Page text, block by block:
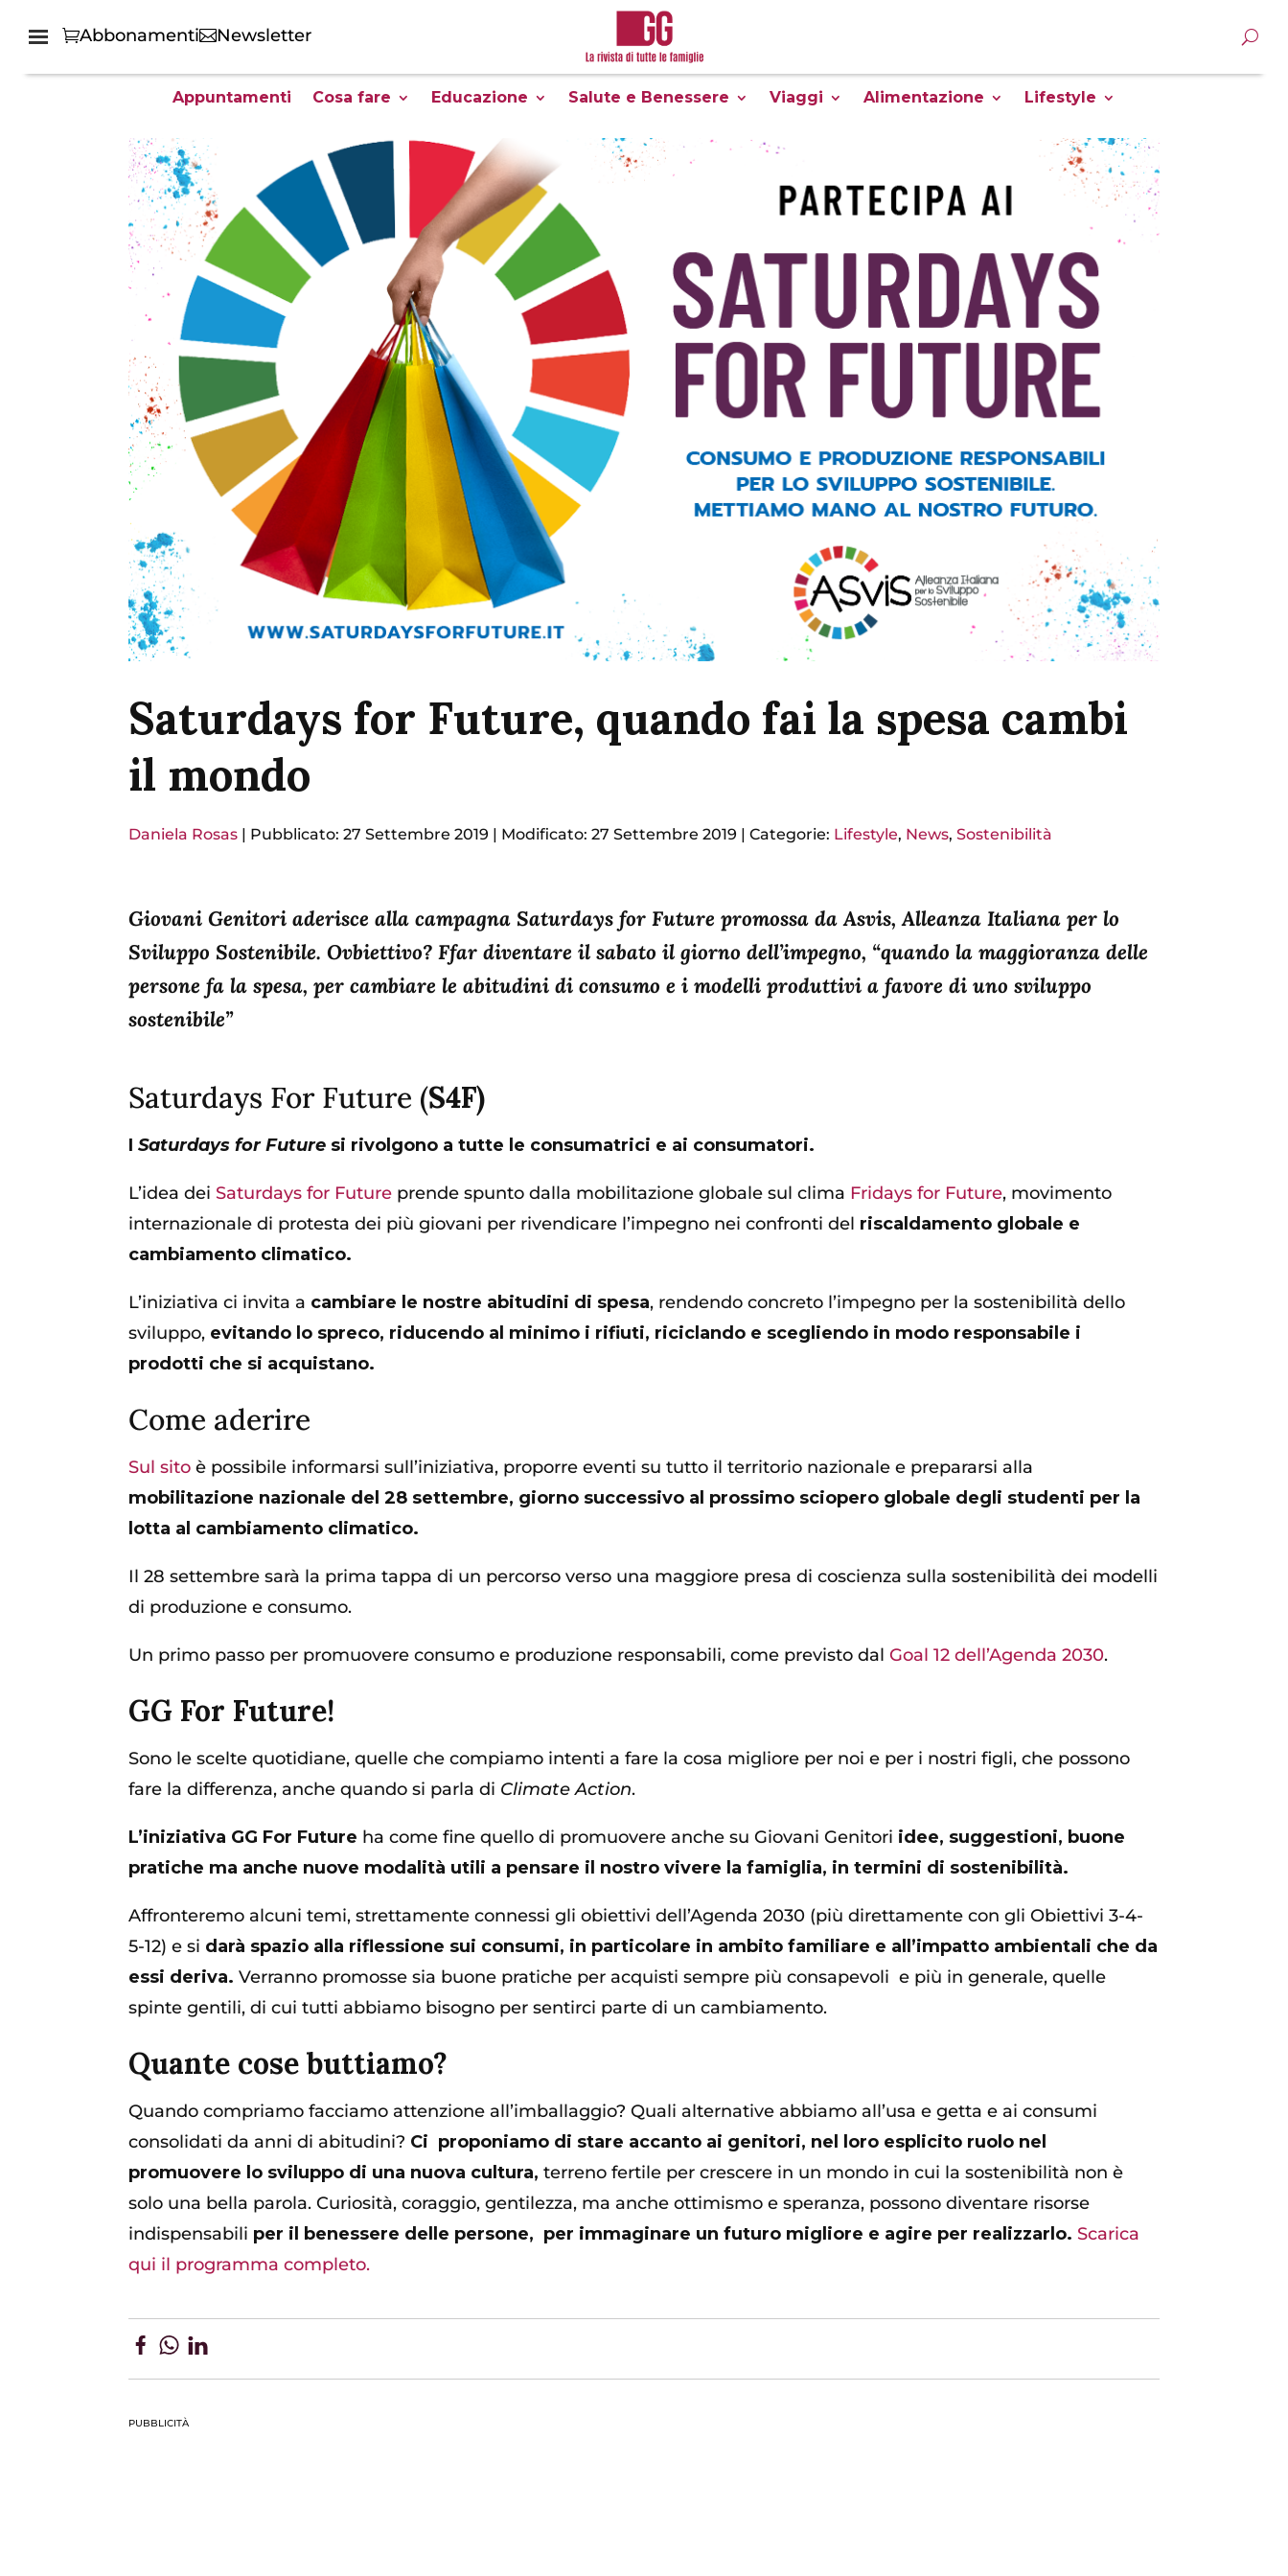
Abbonamenti Newsletter
Appuntamenti Cosa fare Educazione Salute e Benessere Viaggi Alimentazione Lifestyle
Saturdays for Future, quando fai la spesa cambi
il mondo
Daniela Rosas | Pubblicato: 27 Settembre 2019 | Modificato: 27 Settembre 2019 |Categorie: Lifestyle, News,Sostenibilità
Giovani Genitori aderisce alla campagna Saturdays for Future promossa da Asvis, Alleanza Italiana per lo
Sviluppo Sostenibile. Ovbiettivo? Ffar diventare il sabato il giorno dell’impegno, “quando la maggioranza delle
persone fa la spesa, per cambiare le abitudini di consumo e i modelli produttivi a favore di uno sviluppo
sostenibile”
Saturdays For Future (S4F)
ISaturdays for Future si rivolgono a tutte le consumatrici e ai consumatori.
L’idea dei Saturdays for Future prende spunto dalla mobilitazione globale sul clima Fridays for Future, movimento
internazionale di protesta dei più giovani per rivendicare l’impegno nei confronti del riscaldamento globale e
cambiamento climatico.
L’iniziativa ci invita a cambiare le nostre abitudini di spesa, rendendo concreto l’impegno per la sostenibilità dello
sviluppo, evitando lo spreco, riducendo al minimo i rifiuti, riciclando e scegliendo in modo responsabile i
prodotti che si acquistano.
Come aderire
Sul sito è possibile informarsi sull’iniziativa, proporre eventi su tutto il territorio nazionale e prepararsi alla
mobilitazione nazionale del 28 settembre, giorno successivo al prossimo sciopero globale degli studenti per la
lotta al cambiamento climatico.
Il 28 settembre sarà la prima tappa di un percorso verso una maggiore presa di coscienza sulla sostenibilità dei modelli
di produzione e consumo.
Un primo passo per promuovere consumo e produzione responsabili, come previsto dalGoal 12 dell’Agenda 2030.
GG For Future!
Sono le scelte quotidiane, quelle che compiamo intenti a fare la cosa migliore per noi e per i nostri figli, che possono
fare la differenza, anche quando si parla di Climate Action.
L’iniziativa GG For Future ha come fine quello di promuovere anche su Giovani Genitori idee, suggestioni, buone
pratiche ma anche nuove modalità utili a pensare il nostro vivere la famiglia, in termini di sostenibilità.
Affronteremo alcuni temi, strettamente connessi gli obiettivi dell’Agenda 2030 (più direttamente con gli Obiettivi 3-4-
5-12) e si darà spazio alla riflessione sui consumi, in particolare in ambito familiare e all’impatto ambientali che da
essi deriva. Verranno promosse sia buone pratiche per acquisti sempre più consapevoli e più in generale, quelle
spinte gentili, di cui tutti abbiamo bisogno per sentirci parte di un cambiamento.
Quante cose buttiamo?
Quando compriamo facciamo attenzione all’imballaggio? Quali alternative abbiamo all’usa e getta e ai consumi
consolidati da anni di abitudini? Ci proponiamo di stare accanto ai genitori, nel loro esplicito ruolo nel
promuovere lo sviluppo di una nuova cultura, terreno fertile per crescere in un mondo in cui la sostenibilità non è
solo una bella parola. Curiosità, coraggio, gentilezza, ma anche ottimismo e speranza, possono diventare risorse
indispensabili per il benessere delle persone, per immaginare un futuro migliore e agire per realizzarlo. Scarica
qui il programma completo.
PUBBLICITÀ